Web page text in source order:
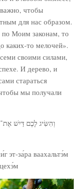
чтобы
для нас образом.
Моим законам, то
каких-то мелочей».
своими силами,
И дерево, и
стараться
мы получали
וְהִשִּׂיג לָכֶם דַּיִשׁ
эт-за́ра ваахальтэ́м